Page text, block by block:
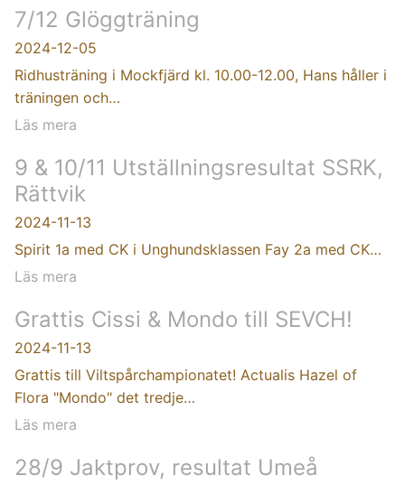
7/12 Glöggträning
2024-12-05
Ridhusträning i Mockfjärd kl. 10.00-12.00, Hans håller i
träningen och…
Läs mera
9 & 10/11 Utställningsresultat SSRK,
Rättvik
2024-11-13
Spirit 1a med CK i Unghundsklassen Fay 2a med CK…
Läs mera
Grattis Cissi & Mondo till SEVCH!
2024-11-13
Grattis till Viltspårchampionatet! Actualis Hazel of
Flora "Mondo" det tredje…
Läs mera
28/9 Jaktprov, resultat Umeå